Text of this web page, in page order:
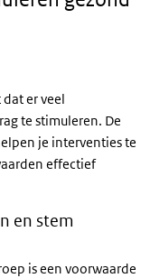
er veel
te stimuleren. De
je interventies te
effectief
en stem
is een voorwaarde